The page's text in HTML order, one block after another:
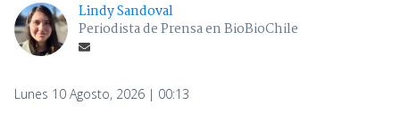
Lindy Sandoval
Periodista de Prensa en BioBioChile
Lunes 10 Agosto, 2026 | 00:13